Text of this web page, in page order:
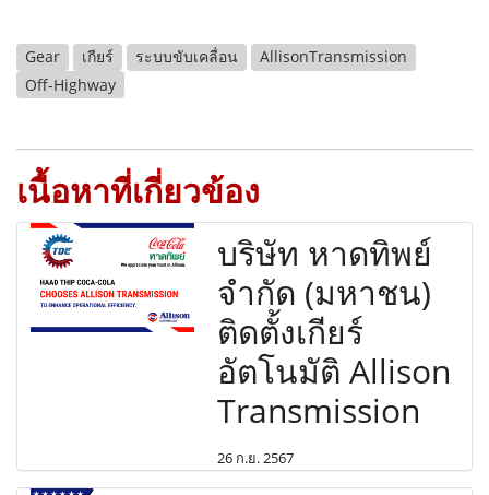
Gear เกียร์ ระบบขับเคลื่อน
AllisonTransmission
Off-Highway
เนื้อหาที่เกี่ยวข้อง
บริษัท หาดทิพย์
จำกัด (มหาชน)
ติดตั้งเกียร์
อัตโนมัติ Allison
Transmission
26 ก.ย. 2567